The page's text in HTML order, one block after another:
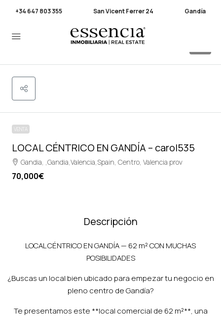
+34 647 803 355 San Vicent Ferrer 24 Gandía
VENTA
LOCAL CÉNTRICO EN GANDÍA – carol535
Gandia, ,Gandia,Valencia,Spain, Centro, Valencia prov
70,000€
Descripción
LOCAL CÉNTRICO EN GANDÍA — 62 m² CON MUCHAS
POSIBILIDADES
¿Buscas un local bien ubicado para empezar tu negocio en
pleno centro de Gandía?
Te presentamos este **local comercial de 62 m²**, una